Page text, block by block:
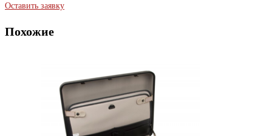
Оставить заявку
Похожие